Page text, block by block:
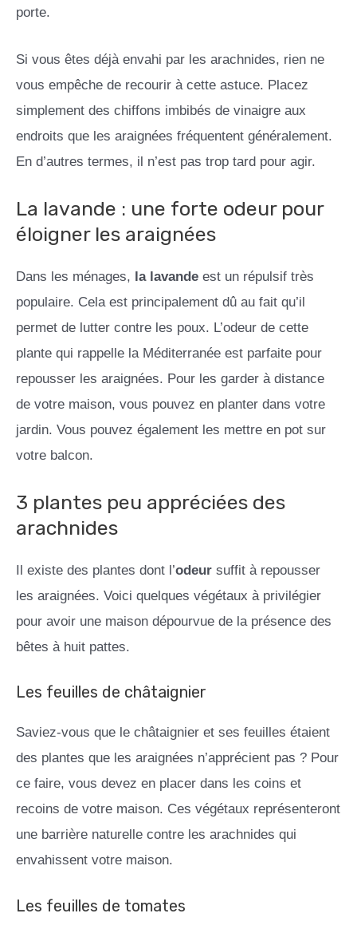
porte.
Si vous êtes déjà envahi par les arachnides, rien ne
vous empêche de recourir à cette astuce. Placez
simplement des chiffons imbibés de vinaigre aux
endroits que les araignées fréquentent généralement.
En d’autres termes, il n’est pas trop tard pour agir.
La lavande : une forte odeur pour
éloigner les araignées
Dans les ménages, la lavande est un répulsif très
populaire. Cela est principalement dû au fait qu’il
permet de lutter contre les poux. L’odeur de cette
plante qui rappelle la Méditerranée est parfaite pour
repousser les araignées. Pour les garder à distance
de votre maison, vous pouvez en planter dans votre
jardin. Vous pouvez également les mettre en pot sur
votre balcon.
3 plantes peu appréciées des
arachnides
Il existe des plantes dont l’odeur suffit à repousser
les araignées. Voici quelques végétaux à privilégier
pour avoir une maison dépourvue de la présence des
bêtes à huit pattes.
Les feuilles de châtaignier
Saviez-vous que le châtaignier et ses feuilles étaient
des plantes que les araignées n’apprécient pas ? Pour
ce faire, vous devez en placer dans les coins et
recoins de votre maison. Ces végétaux représenteront
une barrière naturelle contre les arachnides qui
envahissent votre maison.
Les feuilles de tomates